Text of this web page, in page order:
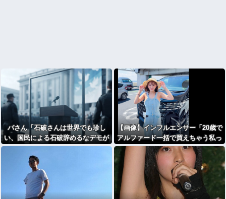
パさん「石破さんは世界でも珍し
い、国民による石破辞めるなデモが
自然発生した総理大臣です」
【画像】インフルエンサー「20歳で
アルファード一括で買えちゃう私っ
て素敵」